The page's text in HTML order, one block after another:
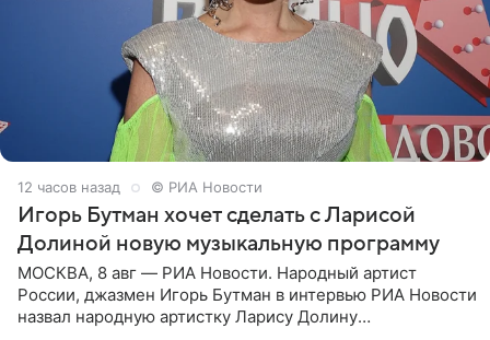
12 часов назад © РИА Новости
Игорь Бутман хочет сделать с Ларисой
Долиной новую музыкальную программу
МОСКВА, 8 авг — РИА Новости. Народный артист
России, джазмен Игорь Бутман в интервью РИА Новости
назвал народную артистку Ларису Долину